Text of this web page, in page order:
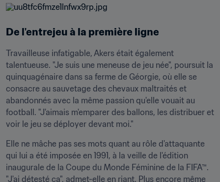
De l'entrejeu à la première ligne
Travailleuse infatigable, Akers était également
talentueuse. "Je suis une meneuse de jeu née", poursuit la
quinquagénaire dans sa ferme de Géorgie, où elle se
consacre au sauvetage des chevaux maltraités et
abandonnés avec la même passion qu'elle vouait au
football. "J'aimais m'emparer des ballons, les distribuer et
voir le jeu se déployer devant moi."
Elle ne mâche pas ses mots quant au rôle d'attaquante
qui lui a été imposée en 1991, à la veille de l'édition
inaugurale de la Coupe du Monde Féminine de la FIFA™.
"J'ai détesté ça", admet-elle en riant. Plus encore même